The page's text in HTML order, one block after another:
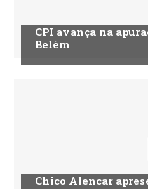
CPI avança na
Belém
Chico Alencar